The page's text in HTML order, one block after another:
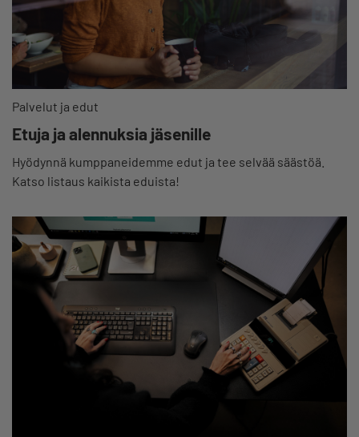
Palvelut ja edut
Etuja ja alennuksia jäsenille
Hyödynnä kumppaneidemme edut ja tee selvää säästöä.
Katso listaus kaikista eduista!